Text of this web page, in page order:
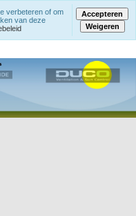
verbeteren of om
van deze
Accepteren
Weigeren